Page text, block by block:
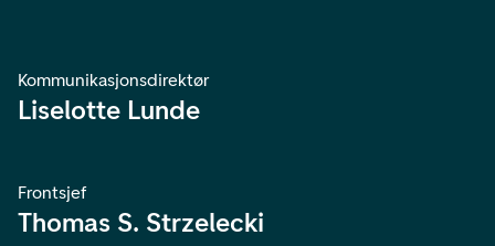
Kommunikasjonsdirektør
Liselotte Lunde
Frontsjef
Thomas S. Strzelecki